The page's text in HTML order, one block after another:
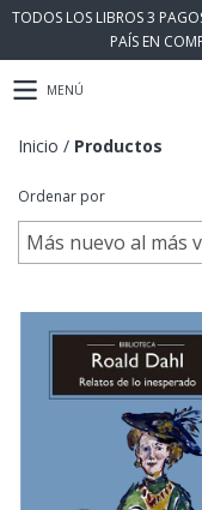
TODOS LOS LIBROS 3
PAÍS EN
MENÚ
Inicio / Productos
Ordenar por